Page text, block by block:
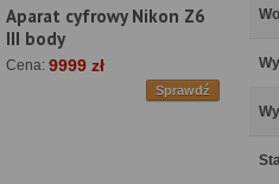
Aparat cyfrowy Nikon Z6
III body
Cena: 9999 zł
Sprawdź